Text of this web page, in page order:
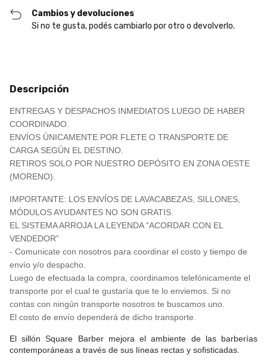
Cambios y devoluciones
Si no te gusta, podés cambiarlo por otro o devolverlo.
Descripción
ENTREGAS Y DESPACHOS INMEDIATOS LUEGO DE HABER
COORDINADO.
ENVÍOS ÚNICAMENTE POR FLETE O TRANSPORTE DE
CARGA SEGÚN EL DESTINO.
RETIROS SOLO POR NUESTRO DEPÓSITO EN ZONA OESTE
(MORENO).
IMPORTANTE: LOS ENVÍOS DE LAVACABEZAS, SILLONES,
MÓDULOS AYUDANTES NO SON GRATIS.
EL SISTEMA ARROJA LA LEYENDA “ACORDAR CON EL
VENDEDOR”
- Comunicate con nosotros para coordinar el costo y tiempo de
envío y/o despacho.
Luego de efectuada la compra, coordinamos telefónicamente el
transporte por el cual te gustaría que te lo enviemos. Si no
contas con ningún transporte nosotros te buscamos uno.
El costo de envío dependerá de dicho transporte.
El sillón Square Barber mejora el ambiente de las barberías
contemporáneas a través de sus líneas rectas y sofisticadas.